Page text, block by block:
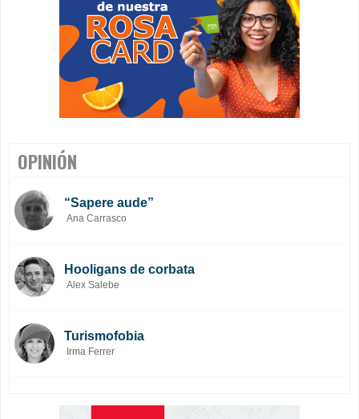
OPINIÓN
“Sapere aude”
Ana Carrasco
Hooligans de corbata
Alex Salebe
Turismofobia
Irma Ferrer